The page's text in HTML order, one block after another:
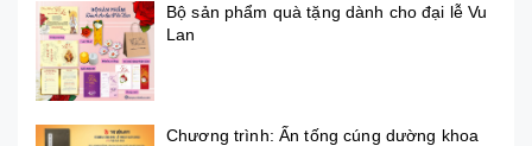
Bộ sản phẩm quà tặng dành cho đại lễ Vu
Lan
Chương trình: Ấn tống cúng dường khoa